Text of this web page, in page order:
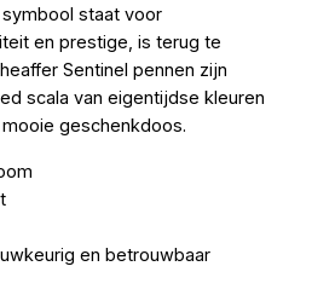
staat voor
en prestige, is terug te
Sentinel pennen zijn
scala van eigentijdse kleuren
geschenkdoos.
en betrouwbaar